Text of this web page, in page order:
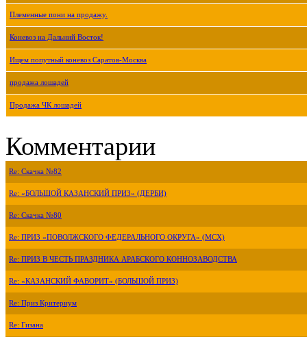
Племенные пони на продажу.
Коневоз на Дальний Восток!
Ищем попутный коневоз Саратов-Москва
продажа лошадей
Продажа ЧК лошадей
Комментарии
Re: Скачка №82
Re: «БОЛЬШОЙ КАЗАНСКИЙ ПРИЗ» (ДЕРБИ)
Re: Скачка №80
Re: ПРИЗ «ПОВОЛЖСКОГО ФЕДЕРАЛЬНОГО ОКРУГА» (МСХ)
Re: ПРИЗ В ЧЕСТЬ ПРАЗДНИКА АРАБСКОГО КОННОЗАВОДСТВА
Re: «КАЗАНСКИЙ ФАВОРИТ» (БОЛЬШОЙ ПРИЗ)
Re: Приз Критериум
Re: Гизана